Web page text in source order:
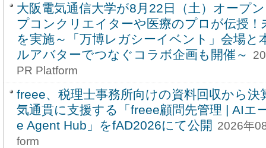
大阪電気通信大学が8月22日（土）オープ
プコンクリエイターや医療のプロが伝授！
を実施～「万博レガシーイベント」会場と
ルアバターでつなぐコラボ企画も開催～
PR Platform
freee、税理士事務所向けの資料回収から決
気通貫に支援する「freee顧問先管理 | AIエ
e Agent Hub」をfAD2026にて公開 2026年
form